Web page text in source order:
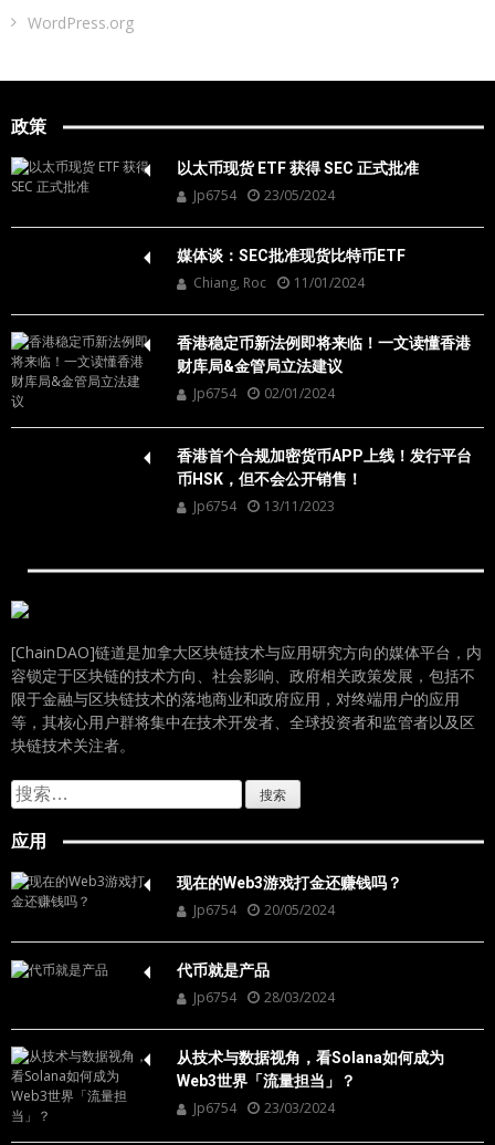
WordPress.org
政策
以太币现货 ETF 获得 SEC 正式批准
Jp6754 23/05/2024
媒体谈：SEC批准现货比特币ETF
Chiang, Roc 11/01/2024
香港稳定币新法例即将来临！一文读懂香港
财库局&金管局立法建议
Jp6754 02/01/2024
香港首个合规加密货币APP上线！发行平台
币HSK，但不会公开销售！
Jp6754 13/11/2023
[ChainDAO]链道是加拿大区块链技术与应用研究方向的媒体平台，内
容锁定于区块链的技术方向、社会影响、政府相关政策发展，包括不
限于金融与区块链技术的落地商业和政府应用，对终端用户的应用
等，其核心用户群将集中在技术开发者、全球投资者和监管者以及区
块链技术关注者。
搜
索：
应用
现在的Web3游戏打金还赚钱吗？
Jp6754 20/05/2024
代币就是产品
Jp6754 28/03/2024
从技术与数据视角，看Solana如何成为
Web3世界「流量担当」？
Jp6754 23/03/2024